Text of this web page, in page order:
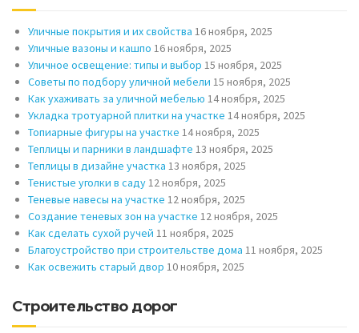
Уличные покрытия и их свойства 16 ноября, 2025
Уличные вазоны и кашпо 16 ноября, 2025
Уличное освещение: типы и выбор 15 ноября, 2025
Советы по подбору уличной мебели 15 ноября, 2025
Как ухаживать за уличной мебелью 14 ноября, 2025
Укладка тротуарной плитки на участке 14 ноября, 2025
Топиарные фигуры на участке 14 ноября, 2025
Теплицы и парники в ландшафте 13 ноября, 2025
Теплицы в дизайне участка 13 ноября, 2025
Тенистые уголки в саду12 ноября, 2025
Теневые навесы на участке 12 ноября, 2025
Создание теневых зон на участке 12 ноября, 2025
Как сделать сухой ручей 11 ноября, 2025
Благоустройство при строительстве дома 11 ноября, 2025
Как освежить старый двор 10 ноября, 2025
Строительство дорог